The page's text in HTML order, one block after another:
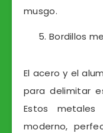
musgo.
Bordillos
El acero y el
para delimitar
Estos
moderno,